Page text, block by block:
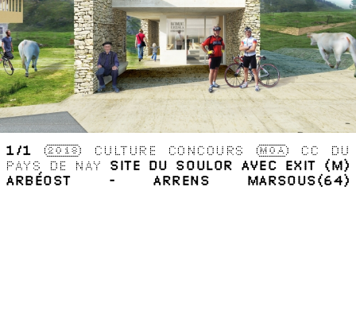
1 /1 2018 CULTURE CONCOURS MOA
CC DU
PAYS DE NAY
SITE DU SOULOR AVEC EXIT (M)
ARBÉOST - ARRENS MARSOUS(64)